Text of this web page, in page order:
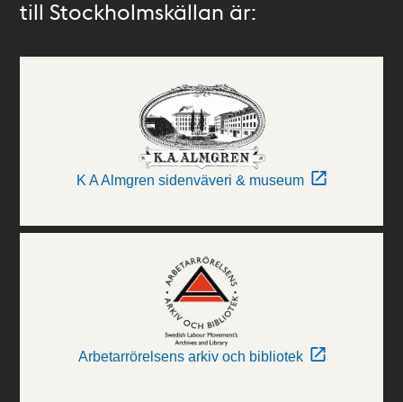
till Stockholmskällan är:
K A Almgren sidenväveri & museum
Arbetarrörelsens arkiv och bibliotek